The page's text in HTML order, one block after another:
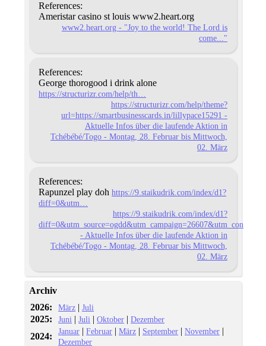
References:
Ameristar casino st louis www2.heart.org
www2.heart.org - "Joy to the world! The Lord is
come..."
References:
George thorogood i drink alone
https://structurizr.com/help/th…
https://structurizr.com/help/theme?
url=https://smartbusinesscards.in/lillypace15291 -
Aktuelle Infos über die laufende Aktion in
Tchébébé/Togo - Montag, 28. Februar bis Mittwoch,
02. März
References:
Rapunzel play dohhttps://9.staikudrik.com/index/d1?
diff=0&utm…
https://9.staikudrik.com/index/d1?
- Aktuelle Infos über die laufende Aktion in
Tchébébé/Togo - Montag, 28. Februar bis Mittwoch,
02. März
Archiv
2026:
März |Juli
2025: Juni |Juli |Oktober |Dezember
2024: Januar |Februar |März | September |November |
Dezember